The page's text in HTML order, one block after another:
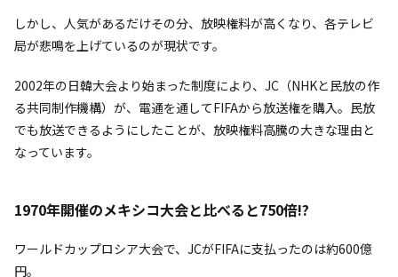
しかし、人気があるだけその分、放映権料が高くなり、各テレビ
局が悲鳴を上げているのが現状です。
2002年の日韓大会より始まった制度により、JC（NHKと民放の作
る共同制作機構）が、電通を通してFIFAから放送権を購入。民放
でも放送できるようにしたことが、放映権料高騰の大きな理由と
なっています。
1970年開催のメキシコ大会と比べると750倍!?
ワールドカップロシア大会で、JCがFIFAに支払ったのは約600億
円。